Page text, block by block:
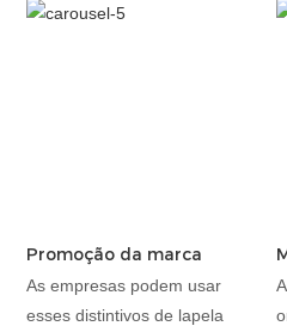
Promoção da marca
As empresas podem usar
esses distintivos de lapela